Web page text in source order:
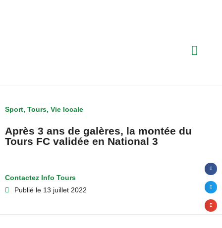
Sport, Tours, Vie locale
Après 3 ans de galères, la montée du
Tours FC validée en National 3
Contactez Info Tours
Publié le 13 juillet 2022